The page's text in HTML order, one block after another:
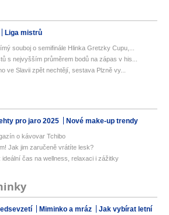
Liga mistrů
souboj o semifinále Hlinka Gretzky Cupu,...
s nejvyšším průměrem bodů na zápas v his...
ve Slavii zpět nechtějí, sestava Plzně vy...
pro jaro 2025 Nové make-up trendy
o kávovar Tchibo
Jak jim zaručeně vrátíte lesk?
ideální čas na wellness, relaxaci i zážitky
Miminko a mráz
Jak vybírat letní